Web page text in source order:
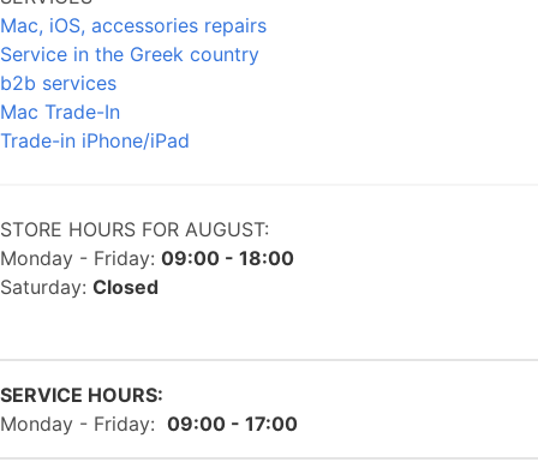
Mac, iOS, accessories repairs
Service in the Greek country
b2b services
Mac Trade-In
Trade-in iPhone/iPad
STORE HOURS FOR AUGUST:
Monday - Friday: 09:00 - 18:00
Saturday: Closed
SERVICE HOURS:
Monday - Friday: 09:00 - 17:00